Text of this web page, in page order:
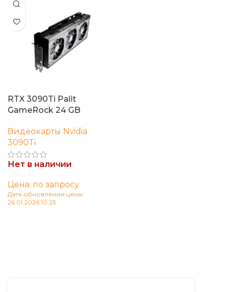
RTX 3090Ti Palit
GameRock 24 GB
Видеокарты Nvidia
3090Ti
Нет в наличии
Цена: по запросу
Дата обновления цены:
26.01.2026 10:23